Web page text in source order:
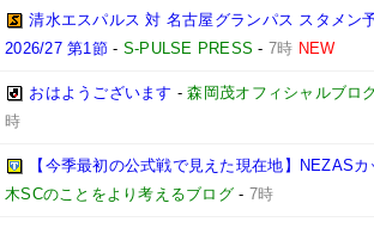
清水エスパルス 対 名古屋グランパス スタメン
2026/27 第1節 - S-PULSE PRESS -7時 NEW
おはようございます -森岡茂オフィシャルブロ
時
【今季最初の公式戦で見えた現在地】NEZAS
木SCのことをより考えるブログ - 7時